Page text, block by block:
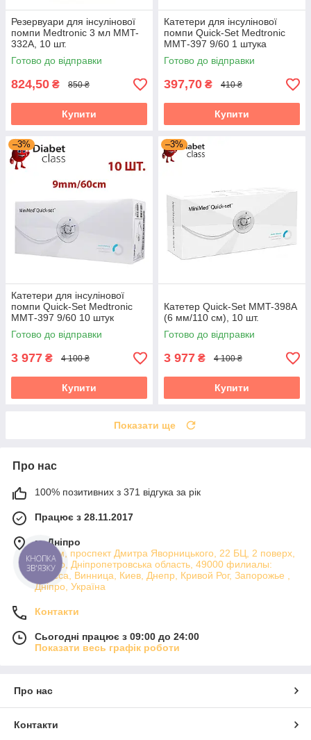
Резервуари для інсулінової
помпи Medtronic 3 мл MMT-
332A, 10 шт.
Готово до відправки
824,50 ₴ 850 ₴
Купити
Катетери для інсулінової
помпи Quick-Set Medtronic
ММТ-397 9/60 1 штука
Готово до відправки
397,70 ₴ 410 ₴
Купити
–3%
Катетери для інсулінової
помпи Quick-Set Medtronic
ММТ-397 9/60 10 штук
Готово до відправки
3 977 ₴ 4 100 ₴
Купити
–3%
Катетер Quick-Set MMT-398А
(6 мм/110 см), 10 шт.
Готово до відправки
3 977 ₴ 4 100 ₴
Купити
Показати ще
Про нас
100% позитивних з 371 відгука за рік
Працює з 28.11.2017
м. Дніпро
Атріум, проспект Дмитра Яворницького, 22 БЦ, 2 поверх,
Дніпро, Дніпропетровська область, 49000 филиалы:
Одесса, Винница, Киев, Днепр, Кривой Рог, Запорожье ,
Дніпро, Україна
Контакти
Сьогодні працює з 09:00 до 24:00
Показати весь графік роботи
Про нас
Контакти
КНОПКА
ЗВ'ЯЗКУ